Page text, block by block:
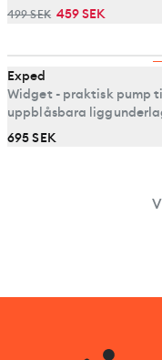
499 SEK 459 SEK
Exped
Widget - praktisk pump
uppblåsbara
695 SEK